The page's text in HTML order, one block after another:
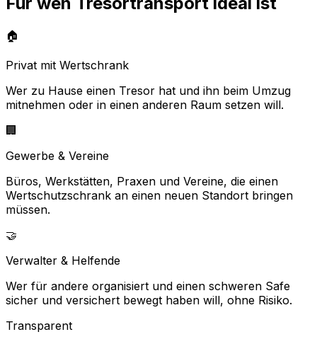
🏠
Privat mit Wertschrank
Wer zu Hause einen Tresor hat und ihn beim Umzug
mitnehmen oder in einen anderen Raum setzen will.
🏢
Gewerbe & Vereine
Büros, Werkstätten, Praxen und Vereine, die einen
Wertschutzschrank an einen neuen Standort bringen
müssen.
🤝
Verwalter & Helfende
Wer für andere organisiert und einen schweren Safe
sicher und versichert bewegt haben will, ohne Risiko.
Transparent